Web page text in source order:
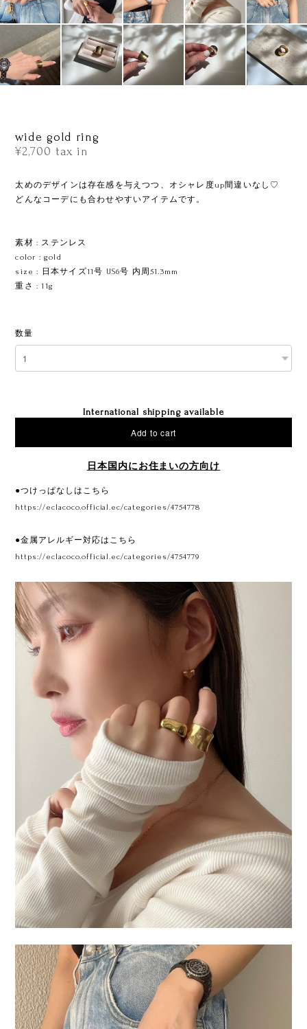
wide gold ring
¥2,700 tax in
太めのデザインは存在感を与えつつ、オシャレ度up間違いなし♡
どんなコーデにも合わせやすいアイテムです。
素材 : ステンレス
color : gold
size : 日本サイズ11号 US6号 内周51.3mm
重さ : 11g
数量
International shipping available
Add to cart
日本国内にお住まいの方向け
●つけっぱなしはこちら
https://eclacoco.official.ec/categories/4754778
●金属アレルギー対応はこちら
https://eclacoco.official.ec/categories/4754779